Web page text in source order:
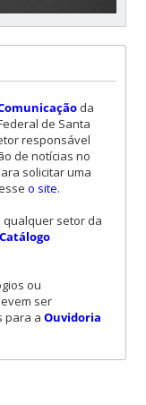
da
de Santa
responsável
de notícias no
solicitar uma
o site.
qualquer setor da
Catálogo
ou
ser
para a Ouvidoria